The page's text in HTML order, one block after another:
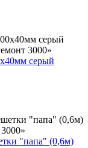
серый
"папа" (0,6м)